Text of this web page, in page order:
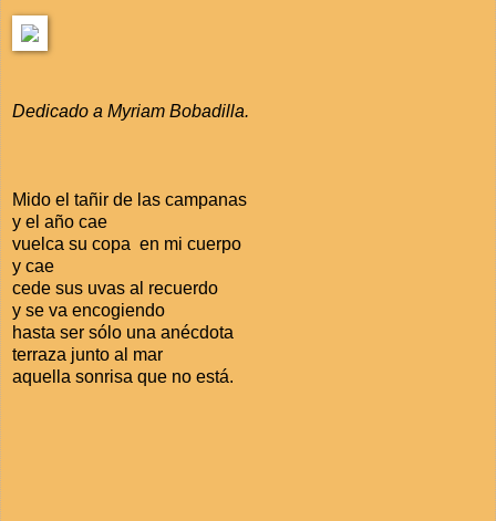
Dedicado a Myriam Bobadilla.
Mido el tañir de las campanas
y el año cae
vuelca su copa en mi cuerpo
y cae
cede sus uvas al recuerdo
y se va encogiendo
hasta ser sólo una anécdota
terraza junto al mar
aquella sonrisa que no está.